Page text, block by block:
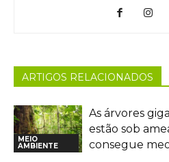
ARTIGOS RELACIONADOS
MEIO
AMBIENTE
As árvores
estão sob
consegue